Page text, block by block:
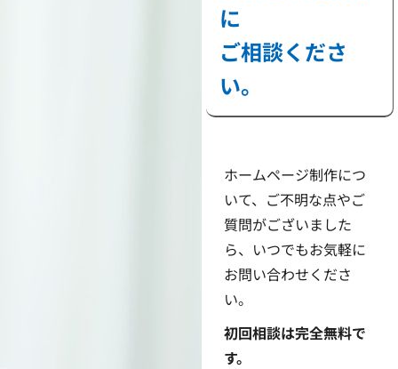
に
ご相談くださ
い。
ホームページ制作につ
いて、ご不明な点やご
質問がございました
ら、いつでもお気軽に
お問い合わせくださ
い。
初回相談は完全無料で
す。